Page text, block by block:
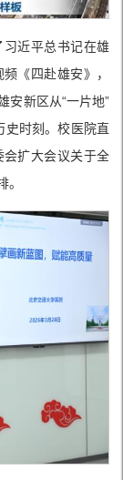
近平总书记在雄
《四赴雄安》，
安新区从“一片地”
史时刻。校医院直
扩大会议关于全